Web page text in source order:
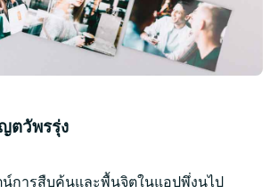
ตวัพรรุ่ง
น์การสืบค้นและพื้นจิตในแอปพึ่งนไป